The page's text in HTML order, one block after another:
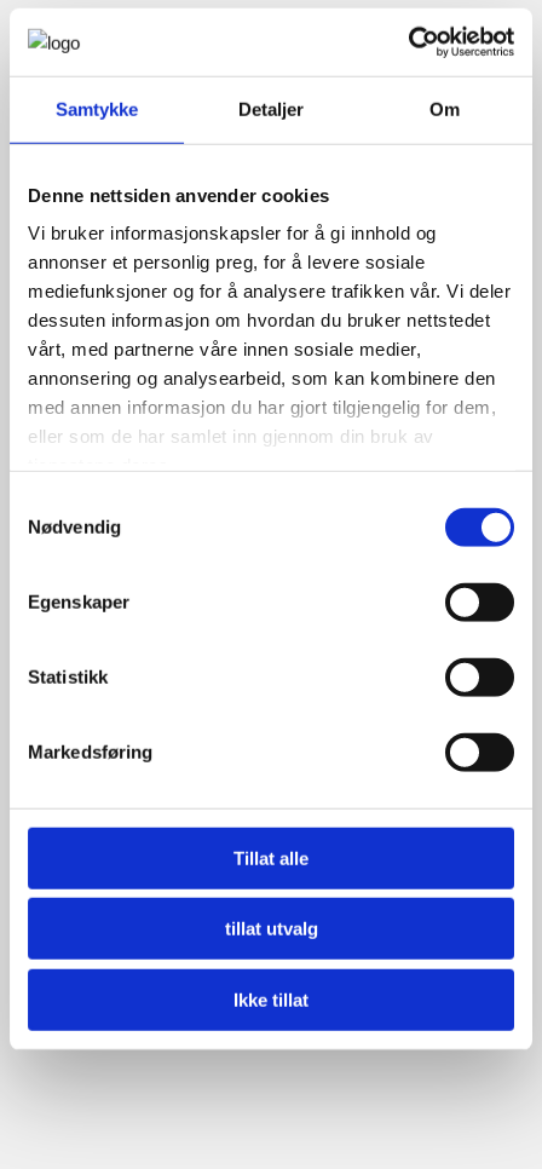
Samtykke Detaljer Om
Denne nettsiden anvender cookies
Vi bruker informasjonskapsler for å gi innhold og
annonser et personlig preg, for å levere sosiale
mediefunksjoner og for å analysere trafikken vår. Vi deler
dessuten informasjon om hvordan du bruker nettstedet
vårt, med partnerne våre innen sosiale medier,
annonsering og analysearbeid, som kan kombinere den
med annen informasjon du har gjort tilgjengelig for dem,
eller som de har samlet inn gjennom din bruk av
Nødvendig
Egenskaper
Statistikk
Markedsføring
Tillat alle
tillat utvalg
Ikke tillat